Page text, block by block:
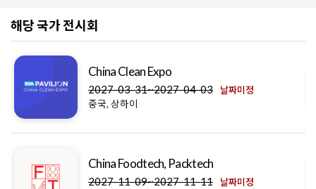
해당 국가 전시회
China Clean Expo
2027-03-31~2027-04-03 날짜미정
중국, 상하이
China Foodtech, Packtech
2027-11-09~2027-11-11 날짜미정